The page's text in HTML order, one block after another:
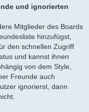
und ignorierten
Mitglieder des Boards
hinzufügst,
den schnellen Zugriff
und kannst ihnen
von dem Style,
Freunde auch
ignorierst, dann